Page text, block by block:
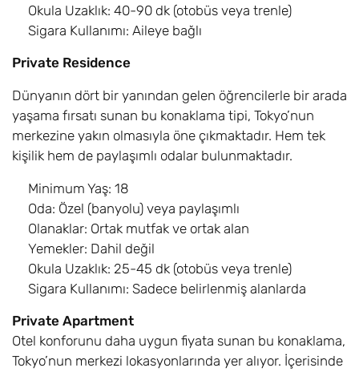
Okula Uzaklık: 40-90 dk (otobüs veya trenle)
Sigara Kullanımı: Aileye bağlı
Private Residence
Dünyanın dört bir yanından gelen öğrencilerle bir arada
yaşama fırsatı sunan bu konaklama tipi, Tokyo’nun
merkezine yakın olmasıyla öne çıkmaktadır. Hem tek
kişilik hem de paylaşımlı odalar bulunmaktadır.
Minimum Yaş: 18
Oda: Özel (banyolu) veya paylaşımlı
Olanaklar: Ortak mutfak ve ortak alan
Yemekler: Dahil değil
Okula Uzaklık: 25-45 dk (otobüs veya trenle)
Sigara Kullanımı: Sadece belirlenmiş alanlarda
Private Apartment
Otel konforunu daha uygun fiyata sunan bu konaklama,
Tokyo’nun merkezi lokasyonlarında yer alıyor. İçerisinde